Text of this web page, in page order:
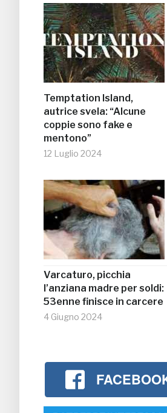
Temptation Island,
autrice svela: “Alcune
coppie sono fake e
mentono”
12 Luglio 2024
Varcaturo, picchia
l’anziana madre per soldi:
53enne finisce in carcere
4 Giugno 2024